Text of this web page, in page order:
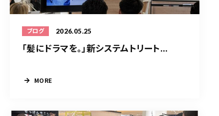
ブログ 2026.05.25
「髪にドラマを。」新システムトリート...
MORE